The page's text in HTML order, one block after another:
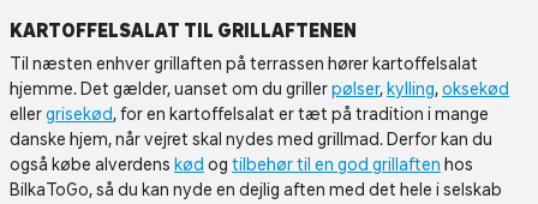
KARTOFFELSALAT TIL GRILLAFTENEN
Til næsten enhver grillaften på terrassen hører kartoffelsalat
hjemme. Det gælder, uanset om du grillerpølser, kylling,oksekød
ellergrisekød, for en kartoffelsalat er tæt på tradition i mange
danske hjem, når vejret skal nydes med grillmad. Derfor kan du
også købe alverdens kød og tilbehør til en god grillaften hos
BilkaToGo, så du kan nyde en dejlig aften med det hele i selskab